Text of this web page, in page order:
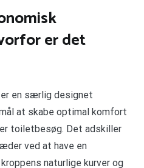
er det
en særlig designet
at skabe optimal komfort
toiletbesøg. Det adskiller
ved at have en
naturlige kurver og